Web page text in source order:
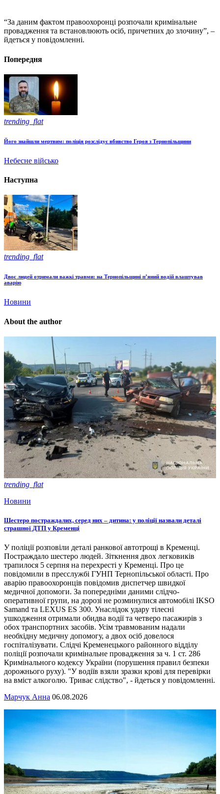
“За даним фактом правоохоронці розпочали кримінальне
провадження та встановлюють осіб, причетних до злочину”, –
йдеться у повідомленні.
Попередня
trending_flat
Його знайшли мертвим: поліція розслідує вбивство Героя з Тернопільщини
Небесне військо
Наступна
trending_flat
Двоє людей отримали важкі травми: на Тернопільщині п’яний водій влаштував
аварію
Новини
About the author
trending_flat
Новини
Шестеро постраждалих, серед них – дитина: у поліції назвали деталі
страшної ДТП у Кременці
У поліції розповіли деталі ранкової автотрощі в Кременці.
Постраждало шестеро людей. Зіткнення двох легковиків
трапилося 5 серпня на перехресті у Кременці. Про це
повідомили в пресслужбі ГУНП Тернопільської області. Про
аварію правоохоронців повідомив диспетчер швидкої
медичної допомоги. За попередніми даними слідчо-
оперативної групи, на дорозі не розминулися автомобілі IKSO
Samand та LEXUS ES 300. Унаслідок удару тілесні
ушкодження отримали обидва водії та четверо пасажирів з
обох транспортних засобів. Усім травмованим надали
необхідну медичну допомогу, а двох осіб довелося
госпіталізувати. Слідчі Кременецького районного відділу
поліції розпочали кримінальне провадження за ч. 1 ст. 286
Кримінального кодексу України (порушення правил безпеки
дорожнього руху). "У водіїв взяли зразки крові для перевірки
на вміст алкоголю. Триває слідство", - йдеться у повідомленні.
Марчук Анна 06.08.2026